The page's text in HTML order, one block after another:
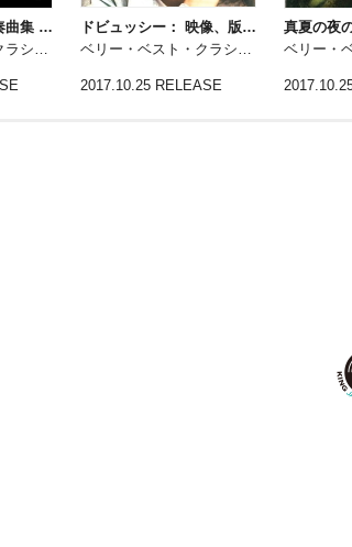
ヘンデル：合奏協奏曲集 作品6（全曲）
ドビュッシー： 映像、版画、仮面、喜びの島
2017.10.25 RELEASE